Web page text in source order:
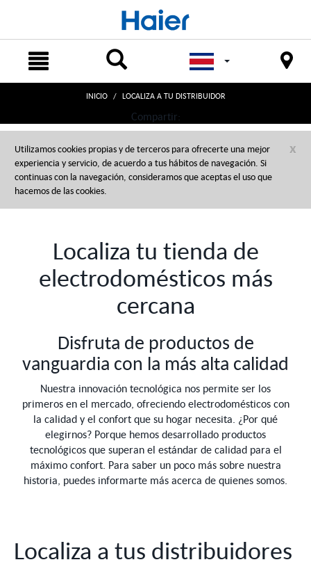
INICIO LOCALIZA A TU DISTRIBUIDOR
Compartir:
x
Utilizamos cookies propias y de terceros para ofrecerte una mejor
experiencia y servicio, de acuerdo a tus hábitos de navegación. Si
continuas con la navegación, consideramos que aceptas el uso que
hacemos de las cookies.
Localiza tu tienda de
electrodomésticos más
cercana
Disfruta de productos de
vanguardia con la más alta calidad
Nuestra innovación tecnológica nos permite ser los
primeros en el mercado, ofreciendo electrodomésticos con
la calidad y el confort que su hogar necesita. ¿Por qué
elegirnos? Porque hemos desarrollado productos
tecnológicos que superan el estándar de calidad para el
máximo confort. Para saber un poco más sobre nuestra
historia, puedes informarte más acerca de quienes somos.
Localiza a tus distribuidores